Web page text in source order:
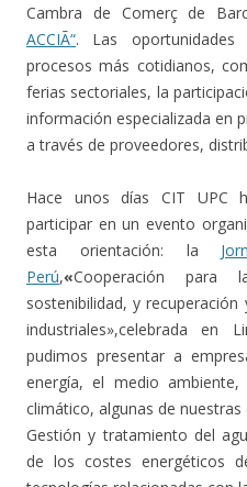
Cambra de Comerç de
ACCIÃ“. Las
procesos más cotidianos,
ferias sectoriales, la
información especializada en
a través de proveedores,
Hace unos días CIT UPC
participar en un evento
esta orientación: la
Perú,«Cooperación para
sostenibilidad, y
industriales»,celebrada
pudimos presentar a
energía, el medio
climático, algunas de
Gestión y tratamiento del
de los costes energéticos